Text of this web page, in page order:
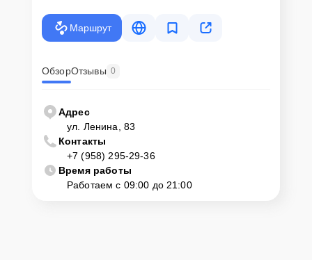
Маршрут
ОбзорОтзывы 0
Адрес
ул. Ленина, 83
Контакты
+7 (958) 295-29-36
Время работы
Работаем с 09:00 до 21:00